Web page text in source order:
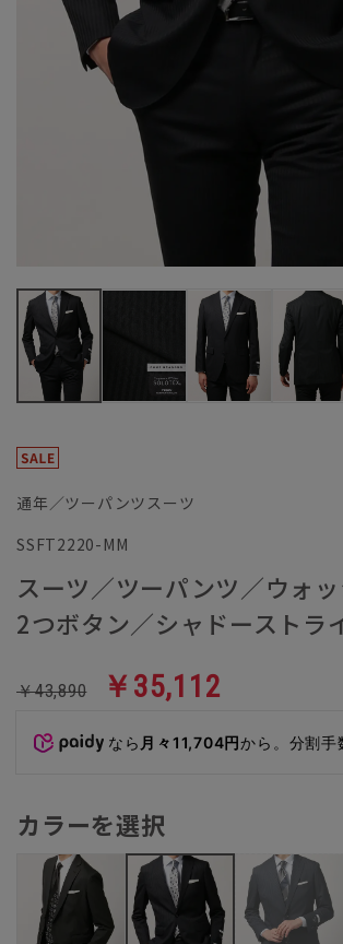
通年／ツーパンツスーツ
SSFT2220-MM
スーツ／ツーパンツ／ウォ
2つボタン／シャドーストラ
￥43,890 ￥35,112
なら 月々11,704円から。分割手
カラーを選択